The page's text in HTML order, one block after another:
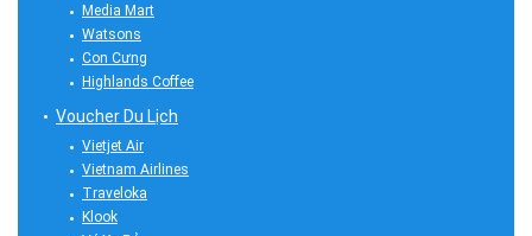
Media Mart
Watsons
Con Cưng
Highlands Coffee
Voucher Du Lịch
Vietjet Air
Vietnam Airlines
Traveloka
Klook